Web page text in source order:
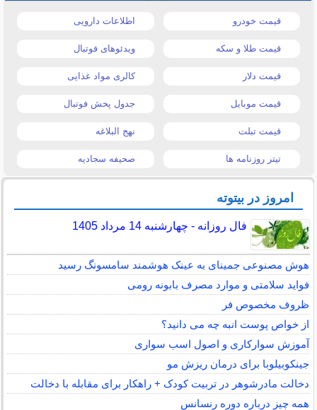
قیمت خودرو اطلاعات دارویی
قیمت طلا و سکه ویدئوهای فوتبال
قیمت دلار کالری مواد غذایی
قیمت موبایل جدول پخش فوتبال
قیمت تبلت نهج البلاغه
تیتر روزنامه ها صحیفه سجادیه
امروز در بیتوته
فال روزانه - چهارشنبه 14 مرداد 1405
هوش مصنوعی جمینای به عینک هوشمند سامسونگ رسید
فواید سلامتی و موارد مصرف بابونه رومی
ظروف مخصوص فر
از خواص پوست انبه چه می دانید؟
آموزش سوارکاری و اصول اسب سواری
جینکوبیلوبا برای درمان ریزش مو
دخالت مادرشوهر در تربیت کودک + راهکار برای مقابله با دخالت
همه چیز درباره دوره رنسانس